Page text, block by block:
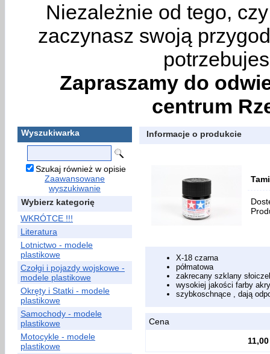
Niezależnie od tego,
zaczynasz swoją
Zapraszamy do
centrum
Wyszukiwarka
Szukaj również w opisie
Zaawansowane
wyszukiwanie
Wybierz kategorię
WKRÓTCE !!!
Literatura
Lotnictwo - modele
plastikowe
Czołgi i pojazdy wojskowe -
modele plastikowe
Okręty i Statki - modele
plastikowe
Samochody - modele
plastikowe
Motocykle - modele
plastikowe
Informacje o produkcie
X-18 czarna
półmatowa
zakrecany szklany
wysokiej jakości farby
szybkoschnące , dają
Cena
11,00